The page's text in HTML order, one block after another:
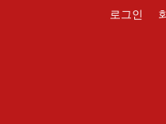
로그인